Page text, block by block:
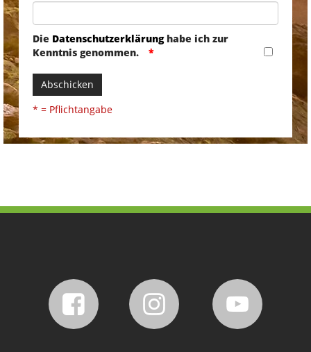
Die Datenschutzerklärunghabe ich zur
Kenntnis genommen.
Abschicken
* = Pflichtangabe